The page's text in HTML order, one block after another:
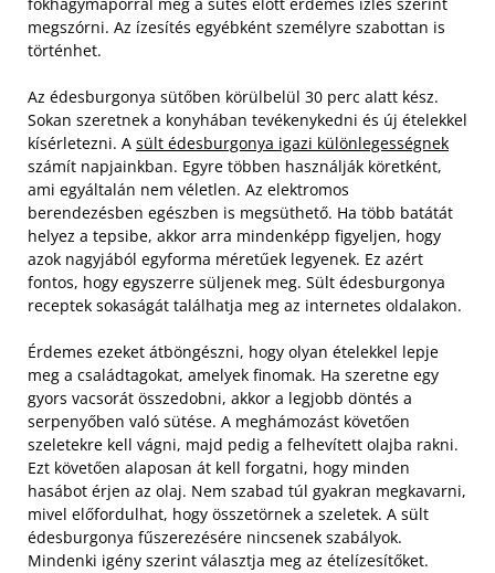
megszórni. Az ízesítés egyébként személyre szabottan is
történhet.
Az édesburgonya sütőben körülbelül 30 perc alatt kész.
Sokan szeretnek a konyhában tevékenykedni és új ételekkel
kísérletezni. A sült édesburgonya igazi különlegességnek
számít napjainkban. Egyre többen használják köretként,
ami egyáltalán nem véletlen. Az elektromos
berendezésben egészben is megsüthető. Ha több batátát
helyez a tepsibe, akkor arra mindenképp figyeljen, hogy
azok nagyjából egyforma méretűek legyenek. Ez azért
fontos, hogy egyszerre süljenek meg. Sült édesburgonya
receptek sokaságát találhatja meg az internetes oldalakon.
Érdemes ezeket átböngészni, hogy olyan ételekkel lepje
meg a családtagokat, amelyek finomak. Ha szeretne egy
gyors vacsorát összedobni, akkor a legjobb döntés a
serpenyőben való sütése. A meghámozást követően
szeletekre kell vágni, majd pedig a felhevített olajba rakni.
Ezt követően alaposan át kell forgatni, hogy minden
hasábot érjen az olaj. Nem szabad túl gyakran megkavarni,
mivel előfordulhat, hogy összetörnek a szeletek. A sült
édesburgonya fűszerezésére nincsenek szabályok.
Mindenki igény szerint választja meg az ételízesítőket.